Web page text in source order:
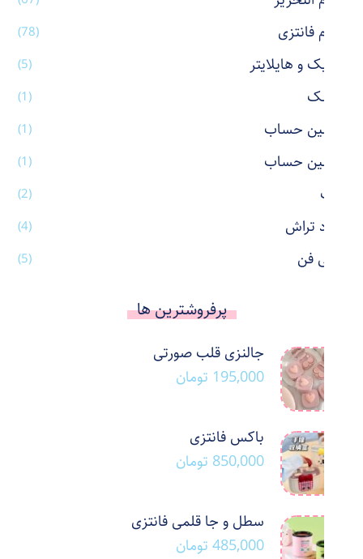
لوازم فانتزی (78)
ماژیک و هایلایتر (5)
ماسک (1)
ماشین حساب (1)
ماشین حساب (1)
ماگ (2)
مداد تراش (4)
مینی فن (5)
پرفروشترین ها
جالنزی قلب صورتی
195,000 تومان
باکس فانتزی
850,000 تومان
سطل و جا قلمی فانتزی
485,000 تومان